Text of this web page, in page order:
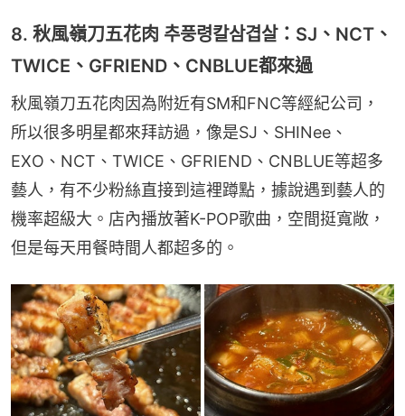
8. 秋風嶺刀五花肉 추풍령칼삼겹살：SJ、NCT、
TWICE、GFRIEND、CNBLUE都來過
秋風嶺刀五花肉因為附近有SM和FNC等經紀公司，
所以很多明星都來拜訪過，像是SJ、SHINee、
EXO、NCT、TWICE、GFRIEND、CNBLUE等超多
藝人，有不少粉絲直接到這裡蹲點，據說遇到藝人的
機率超級大。店內播放著K-POP歌曲，空間挺寬敞，
但是每天用餐時間人都超多的。